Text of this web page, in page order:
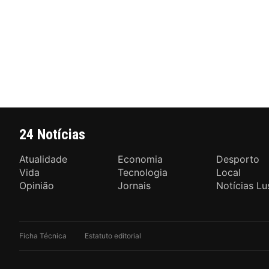
24 Notícias
Atualidade Economia
Desporto
Vida
Tecnologia
Local
Opinião
Jornais Notícias
Ficha Técnica Estatuto editorial